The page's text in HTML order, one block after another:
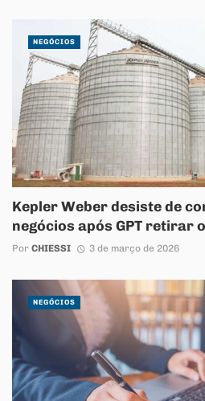
Kepler Weber desiste de
negócios após GPT retirar
Por CHIESSI 3 de março de 2026
NEGÓCIOS
NEGÓCIOS